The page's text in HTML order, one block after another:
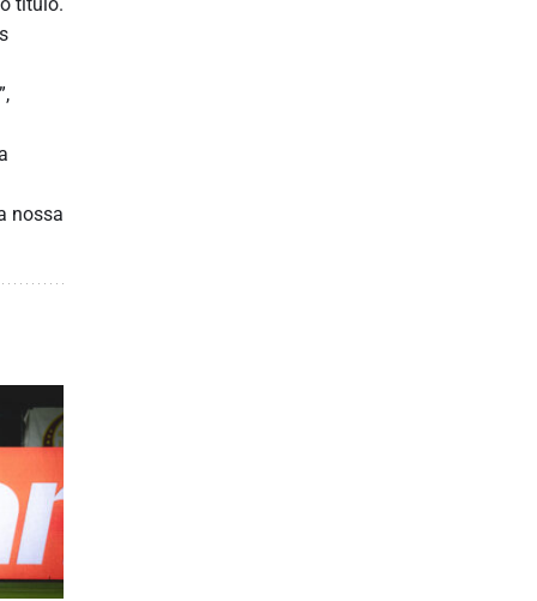
nossa